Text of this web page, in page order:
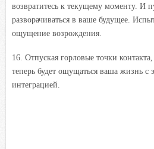
возвратитесь к текущему моменту. И
разворачиваться в ваше будущее.
ощущение возрождения.
16. Отпуская горловые точки
теперь будет ощущаться ваша жизнь с
интеграцией.